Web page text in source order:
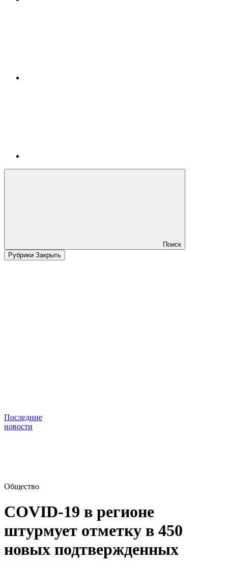
Поиск
Рубрики Закрыть
Последние
новости
Общество
СOVID-19 в регионе
штурмует отметку в 450
новых подтвержденных